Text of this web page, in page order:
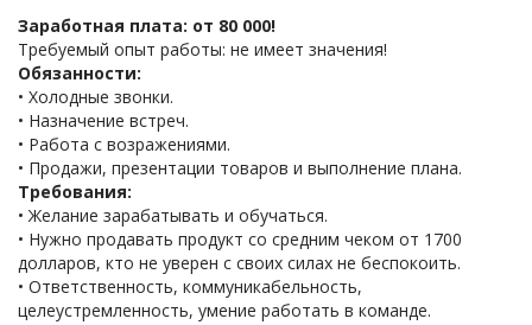
Заработная плата: от 80 000!
Требуемый опыт работы: не имеет значения!
Обязанности:
• Холодные звонки.
• Назначение встреч.
• Работа с возражениями.
• Продажи, презентации товаров и выполнение плана.
Требования:
• Желание зарабатывать и обучаться.
• Нужно продавать продукт со средним чеком от 1700
долларов, кто не уверен с своих силах не беспокоить.
• Ответственность, коммуникабельность,
целеустремленность, умение работать в команде.